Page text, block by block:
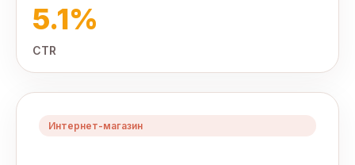
5.1%
CTR
Интернет-магазин